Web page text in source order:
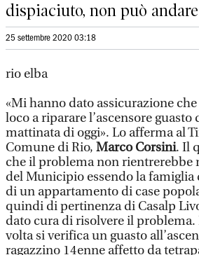
dispiaciuto, non può
25 settembre 2020 03:18
rio elba
«Mi hanno dato assicurazione
loco a riparare l’ascensore
mattinata di oggi». Lo afferma al
Comune di Rio, Marco Corsini. Il
che il problema non rientrerebbe
del Municipio essendo la
di un appartamento di case
quindi di pertinenza di Casalp
dato cura di risolvere il problema.
volta si verifica un guasto
ragazzino 14enne affetto da